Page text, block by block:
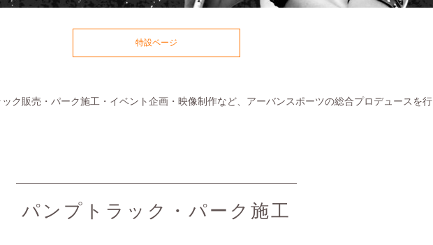
特設ページ
ク販売・パーク施工・イベント企画・映像制作など、アーバンスポーツの総合プロデュースを行
パンプトラック・パーク施工